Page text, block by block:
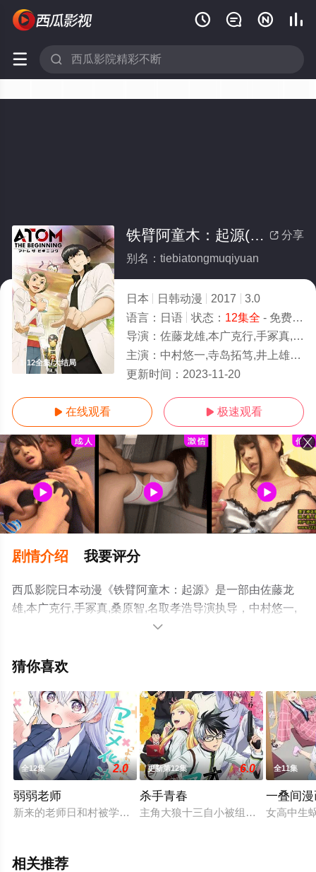
   
 
1-12全集/大结局
 分享
铁臂阿童木：起源(全集)
别名：tiebiatongmuqiyuan
日本 日韩动漫 2017
3.0
语言： 日语 状态： 12集全 - 免费在线观看
导演： 佐藤龙雄,本广克行,手冢真,桑原智,名取孝浩
主演： 中村悠一,寺岛拓笃,井上雄贵,樱井孝宏,小松未可子,佐仓绫音,河西健吾,飞田展男,南条爱乃,斋贺光希
更新时间： 2023-11-20
 在线观看  极速观看
剧情介绍 我要评分
西瓜影院日本动漫《铁臂阿童木：起源》是一部由佐藤龙
雄,本广克行,手冢真,桑原智,名取孝浩导演执导，中村悠一,
寺岛拓笃,井上雄贵,樱井孝宏,小松未可子,佐仓绫音,河西健
漫，大结局剧情已揭晓（1-12全集），手机免费观看高清
步至豆瓣动漫、电视猫或剧情网等平台了解。
。

猜你喜欢
全12集 2.0
弱弱老师
新来的老师日和村被学生们视为“可怕的老师”，据说谁惹她生
更新第12集 6.0
杀手青春
主角大狼十三自小被组织捡养，并
全11集
一叠间
女高中生
相关推荐